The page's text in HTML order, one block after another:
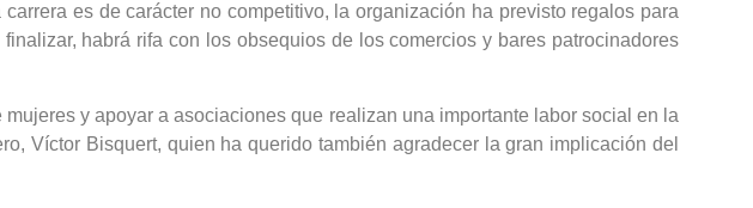
es de carácter no competitivo, la organización ha previsto regalos para
habrá rifa con los obsequios de los comercios y bares patrocinadores
y apoyar a asociaciones que realizan una importante labor social en la
Víctor Bisquert, quien ha querido también agradecer la gran implicación del